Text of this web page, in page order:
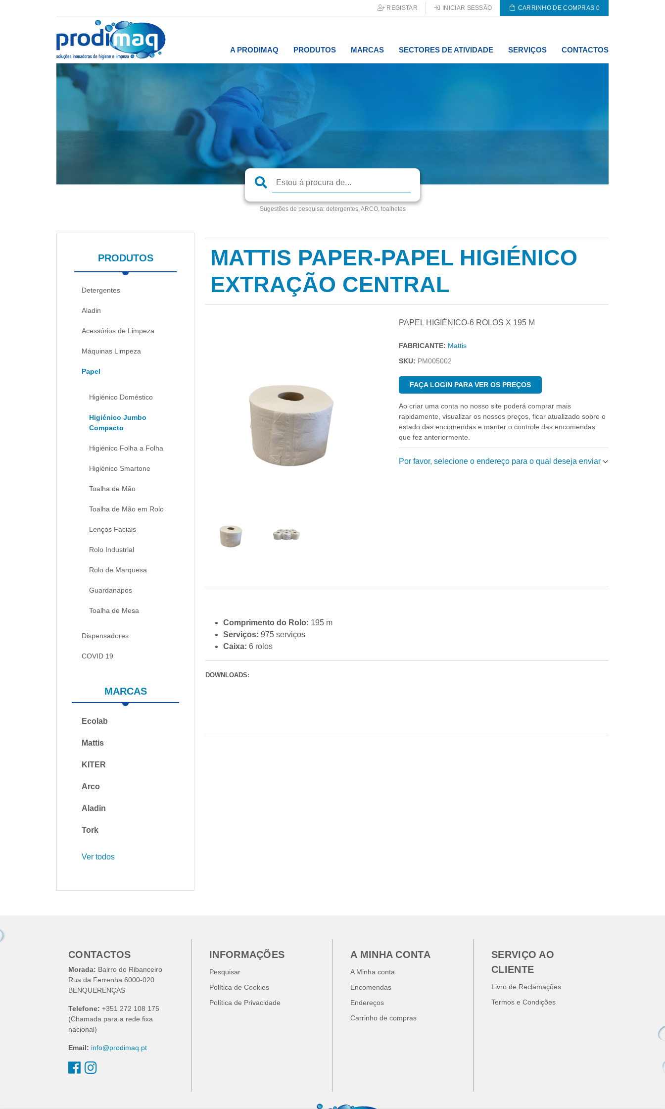
REGISTAR INICIAR SESSÃO CARRINHO DE COMPRAS 0
A PRODIMAQ PRODUTOS MARCAS SECTORES DE ATIVIDADE SERVIÇOS CONTACTOS
Sugestões de pesquisa:detergentes, ARCO, toalhetes
PRODUTOS
Detergentes
Aladin
Acessórios de Limpeza
Máquinas Limpeza
Papel
Higiénico Doméstico
Higiénico Jumbo
Compacto
Higiénico Folha a Folha
Higiénico Smartone
Toalha de Mão
Toalha de Mão em Rolo
Lenços Faciais
Rolo Industrial
Rolo de Marquesa
Guardanapos
Toalha de Mesa
Dispensadores
COVID 19
MARCAS
Ecolab
Mattis
KITER
Arco
Aladin
Tork
Ver todos
MATTIS PAPER-PAPEL HIGIÉNICO
EXTRAÇÃO CENTRAL
PAPEL HIGIÉNICO-6 ROLOS X 195 M
FABRICANTE: Mattis
SKU: PM005002
FAÇA LOGIN PARA VER OS PREÇOS
Ao criar uma conta no nosso site poderá comprar mais
rapidamente, visualizar os nossos preços, ficar atualizado sobre o
estado das encomendas e manter o controle das encomendas
que fez anteriormente.
Por favor, selecione o endereço para o qual deseja enviar
Comprimento do Rolo: 195 m
Serviços:975 serviços
Caixa: 6 rolos
DOWNLOADS:
CONTACTOS
Morada: Bairro do Ribanceiro
Rua da Ferrenha 6000-020
BENQUERENÇAS
Telefone: +351 272 108 175
(Chamada para a rede fixa
nacional)
Email: info@prodimaq.pt
INFORMAÇÕES
Pesquisar
Política de Cookies
Política de Privacidade
A MINHA CONTA
A Minha conta
Encomendas
Endereços
Carrinho de compras
SERVIÇO AO
CLIENTE
Livro de Reclamações
Termos e Condições